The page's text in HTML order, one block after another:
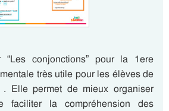
“Les conjonctions” pour la 1ere
très utile pour les élèves de
Elle permet de mieux organiser
faciliter la compréhension des